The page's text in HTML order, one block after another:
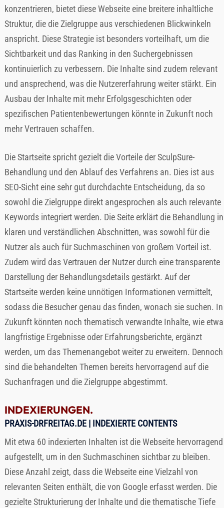
konzentrieren, bietet diese Webseite eine breitere inhaltliche
Struktur, die die Zielgruppe aus verschiedenen Blickwinkeln
anspricht. Diese Strategie ist besonders vorteilhaft, um die
Sichtbarkeit und das Ranking in den Suchergebnissen
kontinuierlich zu verbessern. Die Inhalte sind zudem relevant
und ansprechend, was die Nutzererfahrung weiter stärkt. Ein
Ausbau der Inhalte mit mehr Erfolgsgeschichten oder
spezifischen Patientenbewertungen könnte in Zukunft noch
mehr Vertrauen schaffen.
Die Startseite spricht gezielt die Vorteile der SculpSure-
Behandlung und den Ablauf des Verfahrens an. Dies ist aus
SEO-Sicht eine sehr gut durchdachte Entscheidung, da so
sowohl die Zielgruppe direkt angesprochen als auch relevante
Keywords integriert werden. Die Seite erklärt die Behandlung in
klaren und verständlichen Abschnitten, was sowohl für die
Nutzer als auch für Suchmaschinen von großem Vorteil ist.
Zudem wird das Vertrauen der Nutzer durch eine transparente
Darstellung der Behandlungsdetails gestärkt. Auf der
Startseite werden keine unnötigen Informationen vermittelt,
sodass die Besucher genau das finden, wonach sie suchen. In
Zukunft könnten noch thematisch verwandte Inhalte, wie etwa
langfristige Ergebnisse oder Erfahrungsberichte, ergänzt
werden, um das Themenangebot weiter zu erweitern. Dennoch
sind die behandelten Themen bereits hervorragend auf die
Suchanfragen und die Zielgruppe abgestimmt.
INDEXIERUNGEN.
PRAXIS-DRFREITAG.DE| INDEXIERTE CONTENTS
Mit etwa 60 indexierten Inhalten ist die Webseite hervorragend
aufgestellt, um in den Suchmaschinen sichtbar zu bleiben.
Diese Anzahl zeigt, dass die Webseite eine Vielzahl von
relevanten Seiten enthält, die von Google erfasst werden. Die
gezielte Strukturierung der Inhalte und die thematische Tiefe